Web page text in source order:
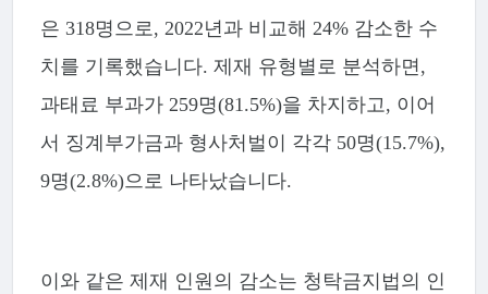
은 318명으로, 2022년과 비교해 24% 감소한 수
치를 기록했습니다. 제재 유형별로 분석하면,
과태료 부과가 259명(81.5%)을 차지하고, 이어
서 징계부가금과 형사처벌이 각각 50명(15.7%),
9명(2.8%)으로 나타났습니다.
이와 같은 제재 인원의 감소는 청탁금지법의 인